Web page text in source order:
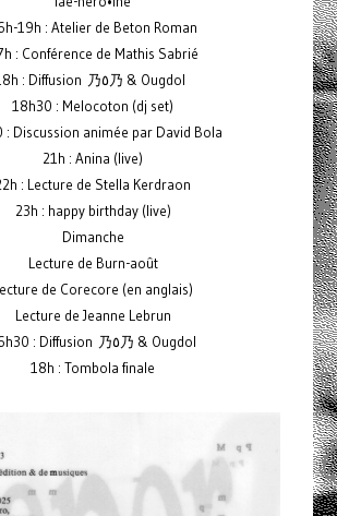
19h : Atelier de Beton Roman
: Conférence de Mathis Sabrié
18h : Diffusion 乃٥乃 & Ougdol
18h30 : Melocoton (dj set)
: Discussion animée par David Bola
21h : Anina (live)
: Lecture de Stella Kerdraon
23h : happy birthday (live)
Dimanche
Lecture de Burn-août
de Corecore (en anglais)
Lecture de Jeanne Lebrun
16h30 : Diffusion 乃٥乃 & Ougdol
18h : Tombola finale